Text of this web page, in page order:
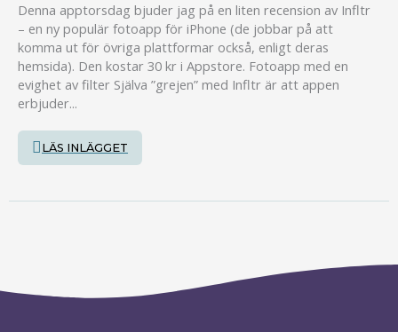
Denna apptorsdag bjuder jag på en liten recension av Infltr
– en ny populär fotoapp för iPhone (de jobbar på att
komma ut för övriga plattformar också, enligt deras
hemsida). Den kostar 30 kr i Appstore. Fotoapp med en
evighet av filter Själva ”grejen” med Infltr är att appen
erbjuder...
LÄS INLÄGGET